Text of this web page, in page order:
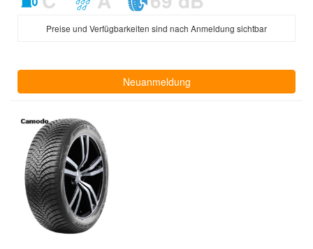
Preise und Verfügbarkeiten sind nach Anmeldung sichtbar
Neuanmeldung